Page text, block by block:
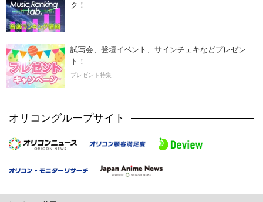
ク！
試写会、登壇イベント、サインチェキなどプレゼン
ト！
プレゼント特集
オリコングループサイト